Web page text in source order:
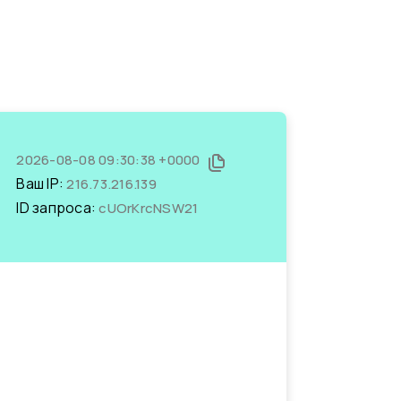
2026-08-08 09:30:38 +0000
Ваш IP:216.73.216.139
ID запроса:cUOrKrcNSW21